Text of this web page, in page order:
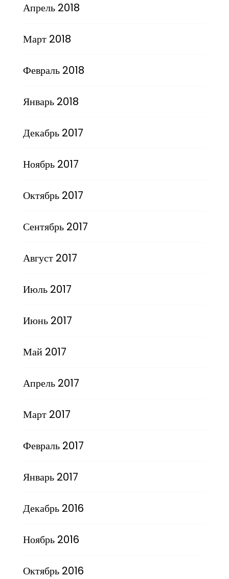
Апрель 2018
Март 2018
Февраль 2018
Январь 2018
Декабрь 2017
Ноябрь 2017
Октябрь 2017
Сентябрь 2017
Август 2017
Июль 2017
Июнь 2017
Май 2017
Апрель 2017
Март 2017
Февраль 2017
Январь 2017
Декабрь 2016
Ноябрь 2016
Октябрь 2016